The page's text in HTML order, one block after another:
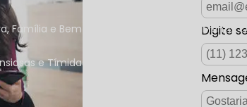
Família e Bem-Estar: A Abordagem da Mental
e Tímidas
Digite